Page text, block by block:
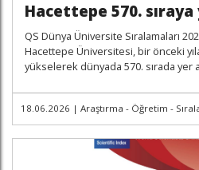
Hacettepe 570.
QS Dünya Üniversite Sıralamaları
Hacettepe Üniversitesi, bir önceki
yükselerek dünyada 570. sırada yer
18.06.2026 | Araştırma - Öğretim -